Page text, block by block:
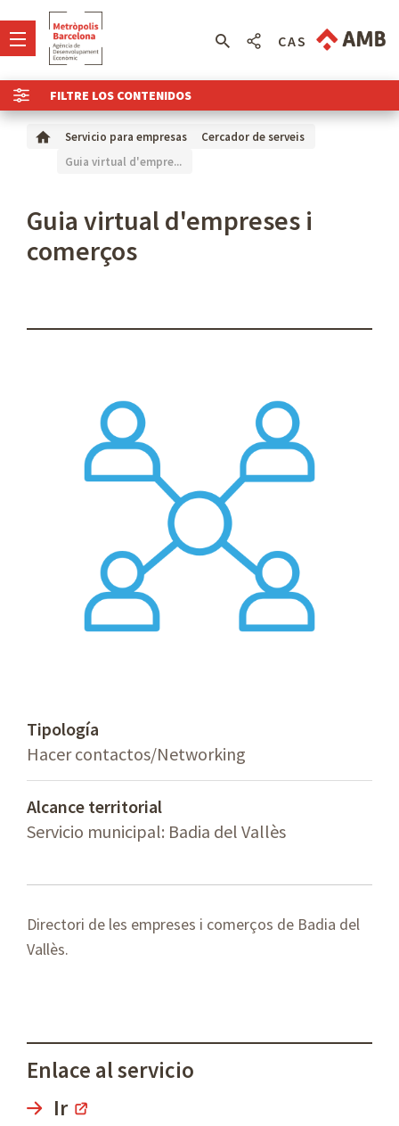
FILTRE LOS CONTENIDOS
CAS
Servicio para empresas
Cercador de serveis
Guia virtual d'empre...
Guia virtual d'empreses i
comerços
Tipología
Hacer contactos/Networking
Alcance territorial
Servicio municipal: Badia del Vallès
Directori de les empreses i comerços de Badia del
Vallès.
Enlace al servicio
Ir